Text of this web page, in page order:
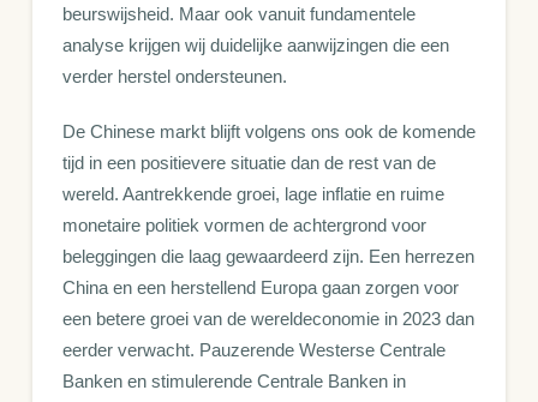
beurswijsheid. Maar ook vanuit fundamentele
analyse krijgen wij duidelijke aanwijzingen die een
verder herstel ondersteunen.
De Chinese markt blijft volgens ons ook de komende
tijd in een positievere situatie dan de rest van de
wereld. Aantrekkende groei, lage inflatie en ruime
monetaire politiek vormen de achtergrond voor
beleggingen die laag gewaardeerd zijn. Een herrezen
China en een herstellend Europa gaan zorgen voor
een betere groei van de wereldeconomie in 2023 dan
eerder verwacht. Pauzerende Westerse Centrale
Banken en stimulerende Centrale Banken in